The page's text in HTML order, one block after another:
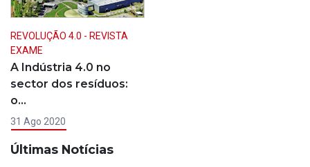
REVOLUÇÃO 4.0 - REVISTA
EXAME
A Indústria 4.0 no
sector dos resíduos:
o…
31 Ago 2020
Últimas Notícias